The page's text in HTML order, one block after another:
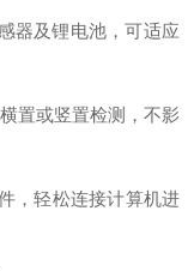
器及锂电池，可适应
置或竖置检测，不影
，轻松连接计算机进